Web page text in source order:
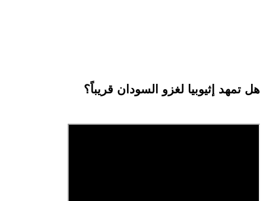
هل تمهد إثيوبيا لغزو السودان قريباً؟